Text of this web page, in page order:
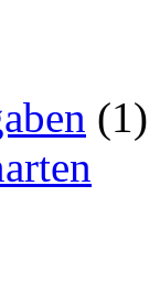
(1)